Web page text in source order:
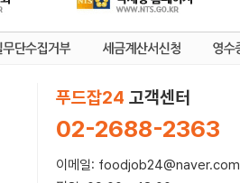
푸드잡24 고객센터
02-2688-2363
이메일: foodjob24@naver.com